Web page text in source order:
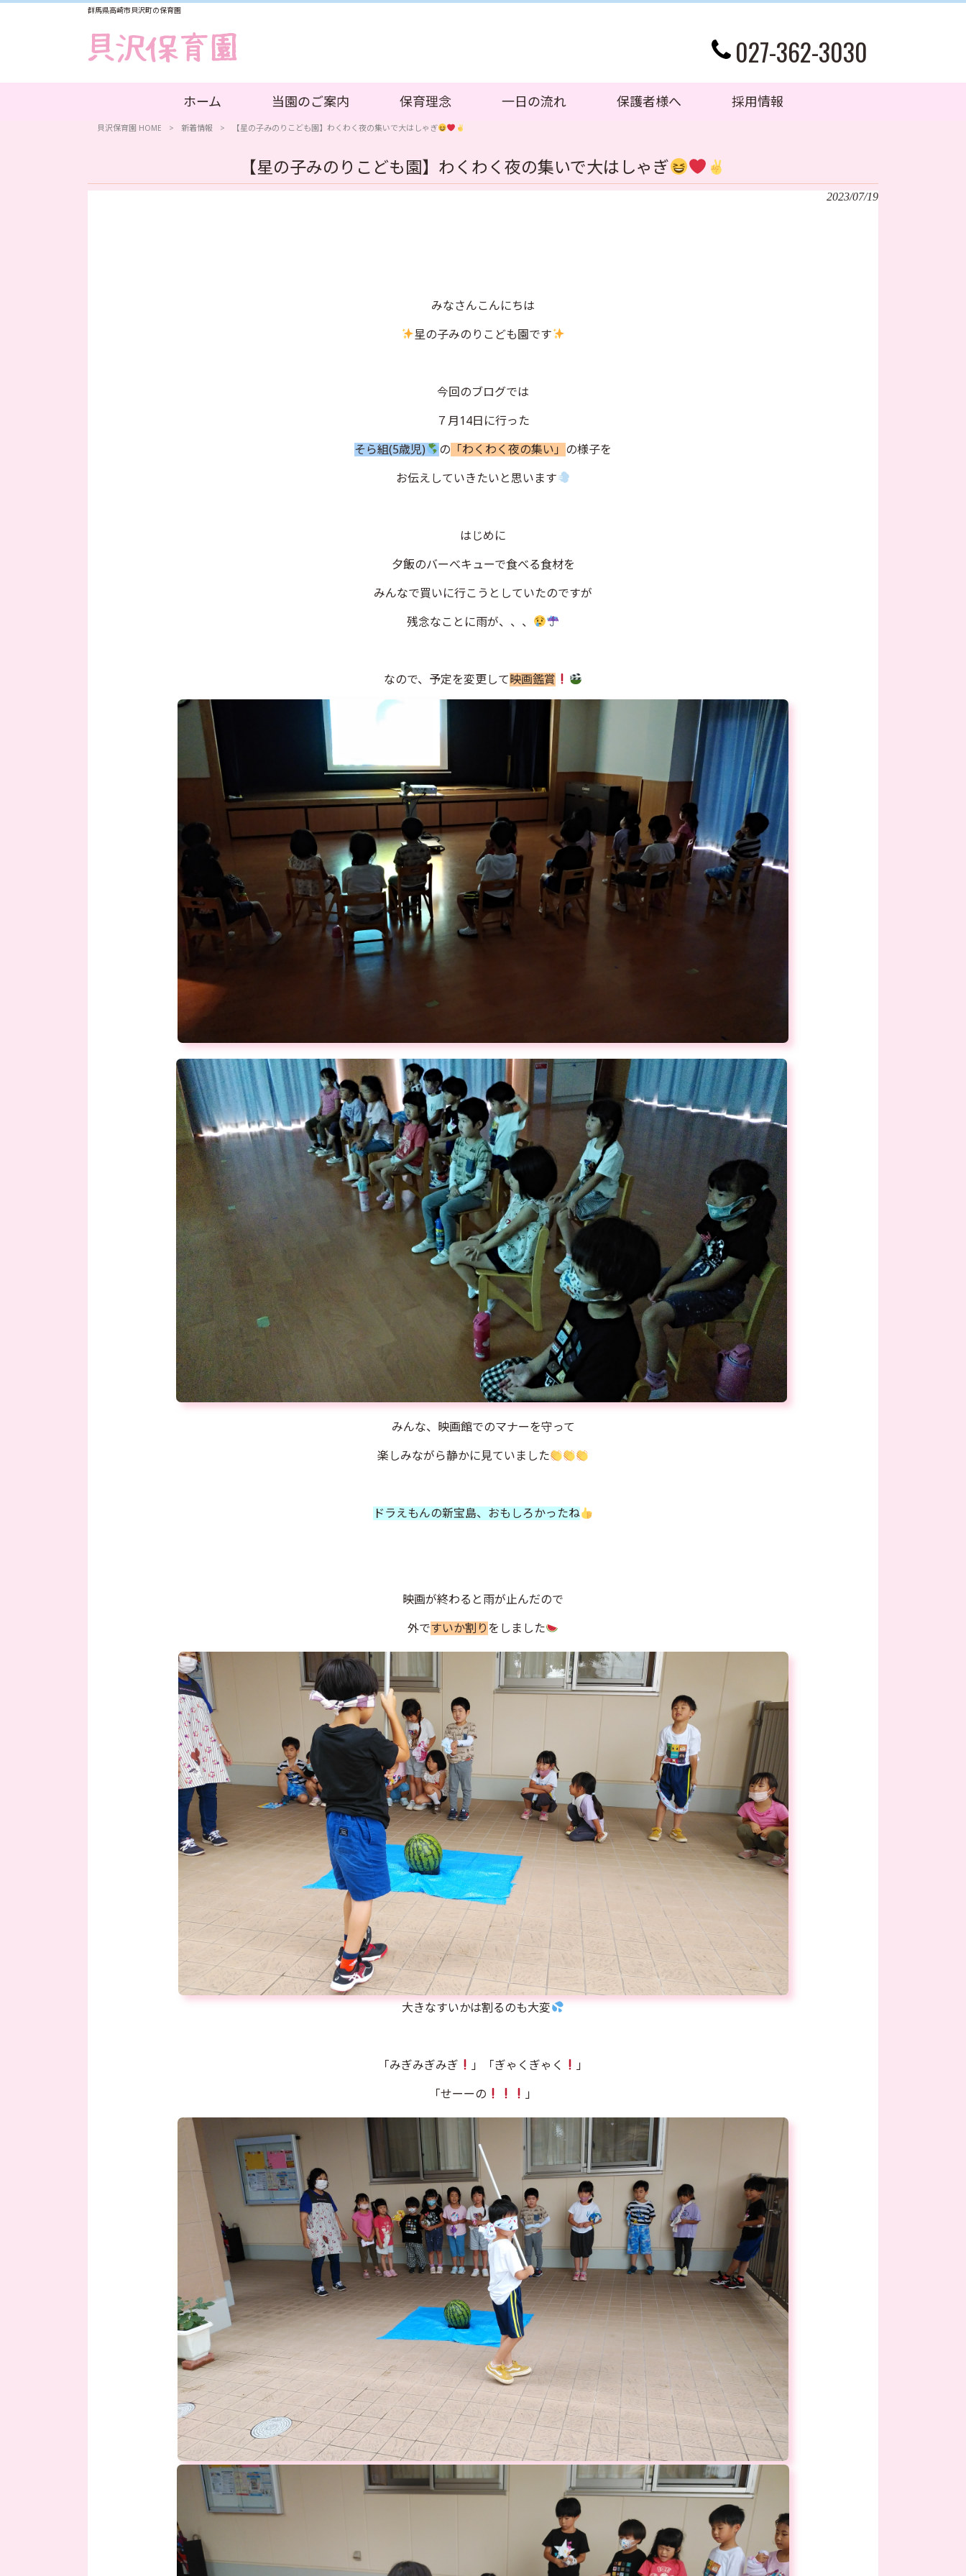
群馬県高崎市貝沢町の保育園
027-362-3030
ホーム 当園のご案内 保育理念 一日の流れ 保護者様へ 採用情報
貝沢保育園 HOME > 新着情報 > 【星の子みのりこども園】わくわく夜の集いで大はしゃぎ
【星の子みのりこども園】わくわく夜の集いで大はしゃぎ
2023/07/19
みなさんこんにちは
星の子みのりこども園です
今回のブログでは
７月 14日に行った
そら組(5歳児) の 「わくわく夜の集い」 の様子を
お伝えしていきたいと思います
はじめに
夕飯のバーべキューで食べる食材を
みんなで買いに行こうとしていたのですが
残念なことに雨が、、、
なので、予定を変更して映画鑑賞
みんな、映画館でのマナーを守って
楽しみながら静かに見ていました
ドラえもんの新宝島、おもしろかったね
映画が終わると雨が止んだので
外ですいか割り をしました
大きなすいかは割るのも大変
「みぎみぎみぎ 」「ぎゃくぎゃく 」
「せーーの 」